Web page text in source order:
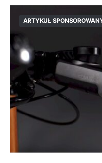
ARTYKUŁ